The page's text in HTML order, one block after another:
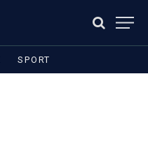
SPORT